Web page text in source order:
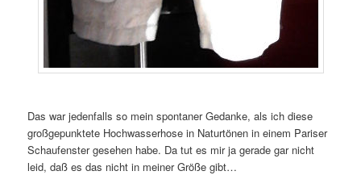
Das war jedenfalls so mein spontaner Gedanke, als ich diese
großgepunktete Hochwasserhose in Naturtönen in einem Pariser
Schaufenster gesehen habe. Da tut es mir ja gerade gar nicht
leid, daß es das nicht in meiner Größe gibt…